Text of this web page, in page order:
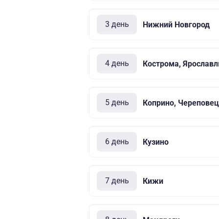
3 день Нижний Новгород
4 день Кострома,
5 день Коприно, Череповец
6 день Кузино
7 день Кижи